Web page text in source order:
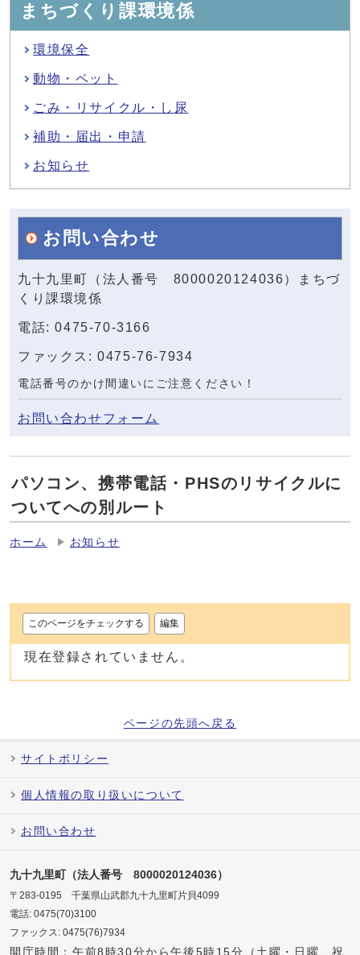
まちづくり課環境係
環境保全
動物・ペット
ごみ・リサイクル・し尿
補助・届出・申請
お知らせ
お問い合わせ
九十九里町（法人番号 8000020124036）まちづ
くり課環境係
電話: 0475-70-3166
ファックス: 0475-76-7934
電話番号のかけ間違いにご注意ください！
お問い合わせフォーム
パソコン、携帯電話・PHSのリサイクルに
ついてへの別ルート
ホーム お知らせ
このページをチェックする 編集
現在登録されていません。
ページの先頭へ戻る
サイトポリシー
個人情報の取り扱いについて
お問い合わせ
九十九里町（法人番号 8000020124036）
〒283-0195 千葉県山武郡九十九里町片貝4099
電話: 0475(70)3100
ファックス: 0475(76)7934
開庁時間：午前8時30分から午後5時15分（土曜・日曜、祝